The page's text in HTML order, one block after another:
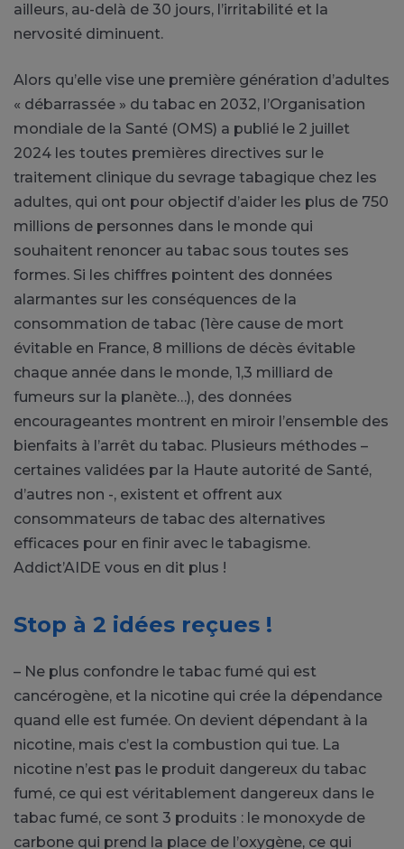
ailleurs, au-delà de 30 jours, l’irritabilité et la
nervosité diminuent.
Alors qu’elle vise une première génération d’adultes
« débarrassée » du tabac en 2032, l’Organisation
mondiale de la Santé (OMS) a publié le 2 juillet
2024 les toutes premières directives sur le
traitement clinique du sevrage tabagique chez les
adultes, qui ont pour objectif d’aider les plus de 750
millions de personnes dans le monde qui
souhaitent renoncer au tabac sous toutes ses
formes. Si les chiffres pointent des données
alarmantes sur les conséquences de la
consommation de tabac (1ère cause de mort
évitable en France, 8 millions de décès évitable
chaque année dans le monde, 1,3 milliard de
fumeurs sur la planète…), des données
encourageantes montrent en miroir l’ensemble des
bienfaits à l’arrêt du tabac. Plusieurs méthodes –
certaines validées par la Haute autorité de Santé,
d’autres non -, existent et offrent aux
consommateurs de tabac des alternatives
efficaces pour en finir avec le tabagisme.
Addict’AIDE vous en dit plus !
Stop à 2 idées reçues !
– Ne plus confondre le tabac fumé qui est
cancérogène, et la nicotine qui crée la dépendance
quand elle est fumée. On devient dépendant à la
nicotine, mais c’est la combustion qui tue. La
nicotine n’est pas le produit dangereux du tabac
fumé, ce qui est véritablement dangereux dans le
tabac fumé, ce sont 3 produits : le monoxyde de
carbone qui prend la place de l’oxygène, ce qui